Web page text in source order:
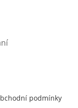
okně
podmínky